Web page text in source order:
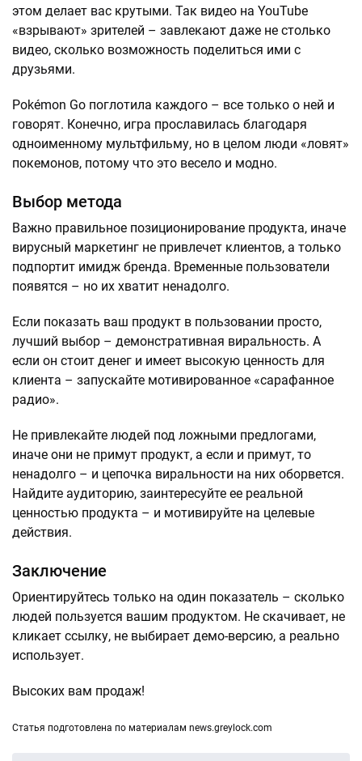
этом делает вас крутыми. Так видео на YouTube
«взрывают» зрителей – завлекают даже не столько
видео, сколько возможность поделиться ими с
друзьями.
Pokémon Go поглотила каждого – все только о ней и
говорят. Конечно, игра прославилась благодаря
одноименному мультфильму, но в целом люди «ловят»
покемонов, потому что это весело и модно.
Выбор метода
Важно правильное позиционирование продукта, иначе
вирусный маркетинг не привлечет клиентов, а только
подпортит имидж бренда. Временные пользователи
появятся – но их хватит ненадолго.
Если показать ваш продукт в пользовании просто,
лучший выбор – демонстративная виральность. А
если он стоит денег и имеет высокую ценность для
клиента – запускайте мотивированное «сарафанное
радио».
Не привлекайте людей под ложными предлогами,
иначе они не примут продукт, а если и примут, то
ненадолго – и цепочка виральности на них оборвется.
Найдите аудиторию, заинтересуйте ее реальной
ценностью продукта – и мотивируйте на целевые
действия.
Заключение
Ориентируйтесь только на один показатель – сколько
людей пользуется вашим продуктом. Не скачивает, не
кликает ссылку, не выбирает демо-версию, а реально
использует.
Высоких вам продаж!
Статья подготовлена по материалам news.greylock.com